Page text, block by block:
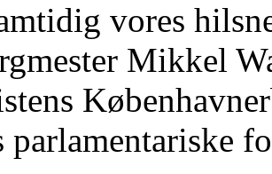
vores
Mikkel
parlamentariske